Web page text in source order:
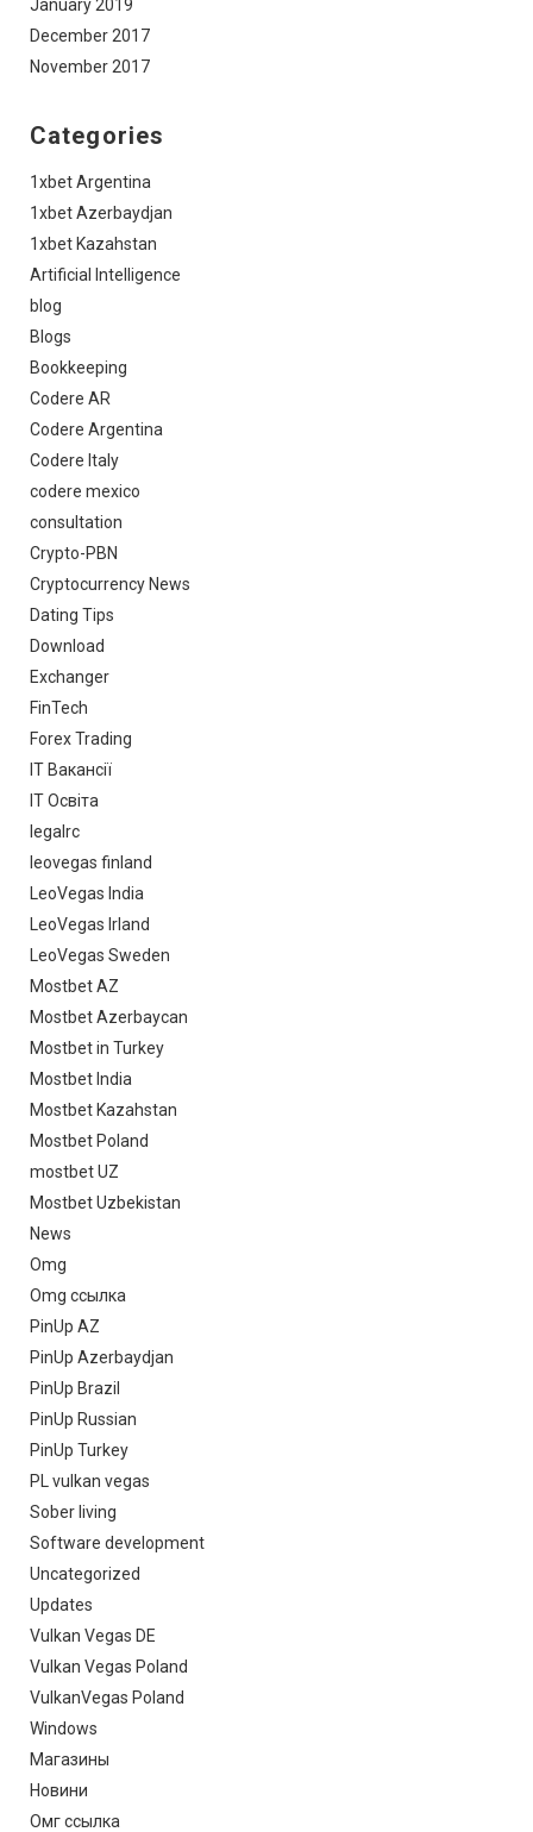
January 2019
December 2017
November 2017
Categories
1xbet Argentina
1xbet Azerbaydjan
1xbet Kazahstan
Artificial Intelligence
blog
Blogs
Bookkeeping
Codere AR
Codere Argentina
Codere Italy
codere mexico
consultation
Crypto-PBN
Cryptocurrency News
Dating Tips
Download
Exchanger
FinTech
Forex Trading
IT Вакансії
IT Освіта
legalrc
leovegas finland
LeoVegas India
LeoVegas Irland
LeoVegas Sweden
Mostbet AZ
Mostbet Azerbaycan
Mostbet in Turkey
Mostbet India
Mostbet Kazahstan
Mostbet Poland
mostbet UZ
Mostbet Uzbekistan
News
Omg
Omg ссылка
PinUp AZ
PinUp Azerbaydjan
PinUp Brazil
PinUp Russian
PinUp Turkey
PL vulkan vegas
Sober living
Software development
Uncategorized
Updates
Vulkan Vegas DE
Vulkan Vegas Poland
VulkanVegas Poland
Windows
Магазины
Новини
Омг ссылка